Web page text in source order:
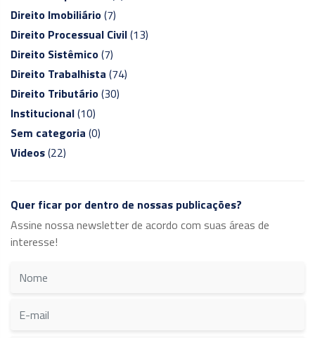
Direito Imobiliário(7)
Direito Processual Civil(13)
Direito Sistêmico(7)
Direito Trabalhista (74)
Direito Tributário(30)
Institucional(10)
Sem categoria (0)
Videos(22)
Quer ficar por dentro de nossas publicações?
Assine nossa newsletter de acordo com suas áreas de
interesse!